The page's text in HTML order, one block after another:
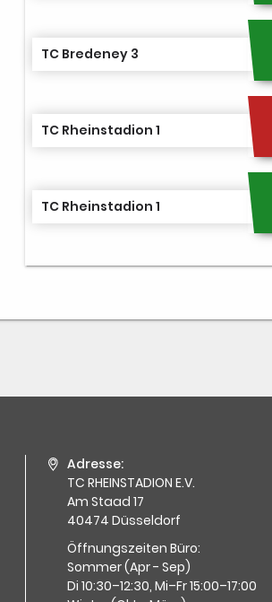
TC Bredeney 3
TC Rheinstadion 1
TC Rheinstadion 1
Adresse:
TC RHEINSTADION E.V.
Am Staad 17
40474 Düsseldorf
Öffnungszeiten Büro:
Sommer (Apr - Sep)
Di 10:30–12:30, Mi–Fr 15:00–17:00